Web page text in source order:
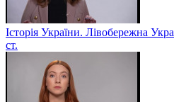
Історія України. Лівобережна
ст.